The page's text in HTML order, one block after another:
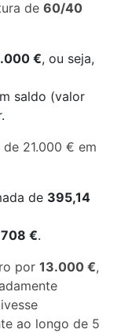
de 60/40
€, ou seja,
saldo (valor
21.000 € em
de 395,14
€.
por 13.000 €,
ao longo de 5